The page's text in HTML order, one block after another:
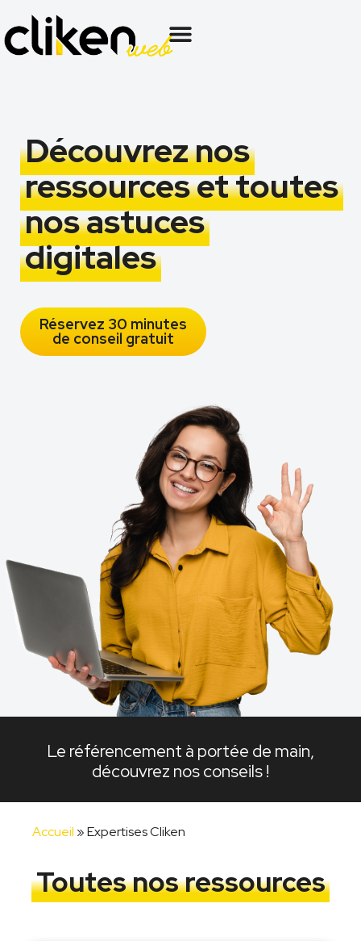
Découvrez nos
ressources et toutes
nos astuces
digitales
Réservez 30 minutes
de conseil gratuit
Le référencement à portée de main,
découvrez nos conseils !
Accueil »Expertises Cliken
Toutes nos ressources